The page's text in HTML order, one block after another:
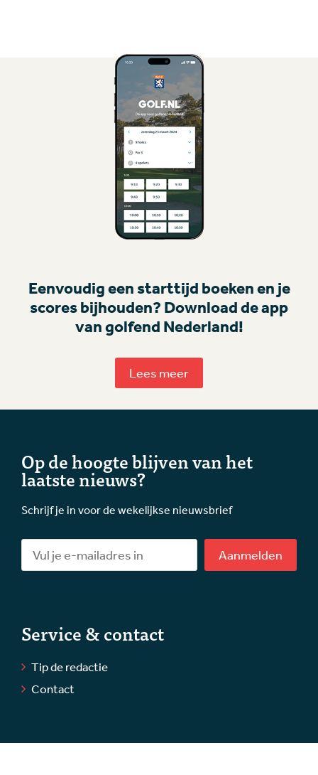
Eenvoudig een starttijd boeken en je
scores bijhouden? Download de app
van golfend Nederland!
Lees meer
Op de hoogte blijven van het
laatste nieuws?
Schrijf je in voor de wekelijkse nieuwsbrief
Aanmelden
Service & contact
Tip de redactie
Contact